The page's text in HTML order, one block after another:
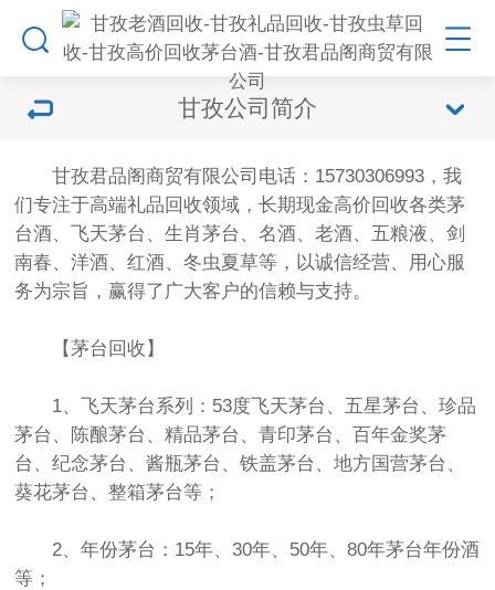
甘孜公司简介
甘孜君品阁商贸有限公司电话：15730306993，我
们专注于高端礼品回收领域，长期现金高价回收各类茅
台酒、飞天茅台、生肖茅台、名酒、老酒、五粮液、剑
南春、洋酒、红酒、冬虫夏草等，以诚信经营、用心服
务为宗旨，赢得了广大客户的信赖与支持。
【茅台回收】
1、飞天茅台系列：53度飞天茅台、五星茅台、珍品
茅台、陈酿茅台、精品茅台、青印茅台、百年金奖茅
台、纪念茅台、酱瓶茅台、铁盖茅台、地方国营茅台、
葵花茅台、整箱茅台等；
2、年份茅台：15年、30年、50年、80年茅台年份酒
等；